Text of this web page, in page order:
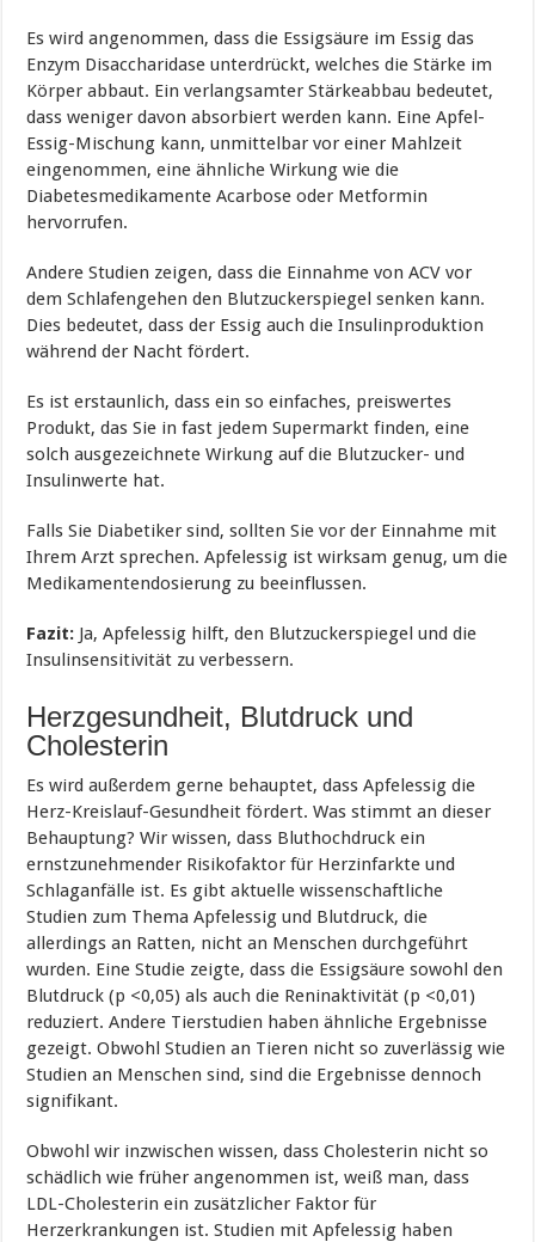
Es wird angenommen, dass die Essigsäure im Essig das
Enzym Disaccharidase unterdrückt, welches die Stärke im
Körper abbaut. Ein verlangsamter Stärkeabbau bedeutet,
dass weniger davon absorbiert werden kann. Eine Apfel-
Essig-Mischung kann, unmittelbar vor einer Mahlzeit
eingenommen, eine ähnliche Wirkung wie die
Diabetesmedikamente Acarbose oder Metformin
hervorrufen.
Andere Studien zeigen, dass die Einnahme von ACV vor
dem Schlafengehen den Blutzuckerspiegel senken kann.
Dies bedeutet, dass der Essig auch die Insulinproduktion
während der Nacht fördert.
Es ist erstaunlich, dass ein so einfaches, preiswertes
Produkt, das Sie in fast jedem Supermarkt finden, eine
solch ausgezeichnete Wirkung auf die Blutzucker- und
Insulinwerte hat.
Falls Sie Diabetiker sind, sollten Sie vor der Einnahme mit
Ihrem Arzt sprechen. Apfelessig ist wirksam genug, um die
Medikamentendosierung zu beeinflussen.
Fazit: Ja, Apfelessig hilft, den Blutzuckerspiegel und die
Insulinsensitivität zu verbessern.
Herzgesundheit, Blutdruck und
Cholesterin
Es wird außerdem gerne behauptet, dass Apfelessig die
Herz-Kreislauf-Gesundheit fördert. Was stimmt an dieser
Behauptung? Wir wissen, dass Bluthochdruck ein
ernstzunehmender Risikofaktor für Herzinfarkte und
Schlaganfälle ist. Es gibt aktuelle wissenschaftliche
Studien zum Thema Apfelessig und Blutdruck, die
allerdings an Ratten, nicht an Menschen durchgeführt
wurden. Eine Studie zeigte, dass die Essigsäure sowohl den
Blutdruck (p <0,05) als auch die Reninaktivität (p <0,01)
reduziert. Andere Tierstudien haben ähnliche Ergebnisse
gezeigt. Obwohl Studien an Tieren nicht so zuverlässig wie
Studien an Menschen sind, sind die Ergebnisse dennoch
signifikant.
Obwohl wir inzwischen wissen, dass Cholesterin nicht so
schädlich wie früher angenommen ist, weiß man, dass
LDL-Cholesterin ein zusätzlicher Faktor für
Herzerkrankungen ist. Studien mit Apfelessig haben